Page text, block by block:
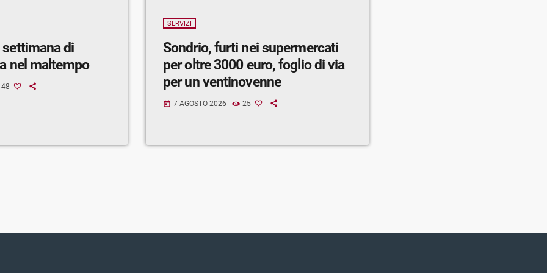
settimana di
nel maltempo
48
SERVIZI
Sondrio, furti nei supermercati
per oltre 3000 euro, foglio di via
per un ventinovenne
today 7 AGOSTO 2026 25